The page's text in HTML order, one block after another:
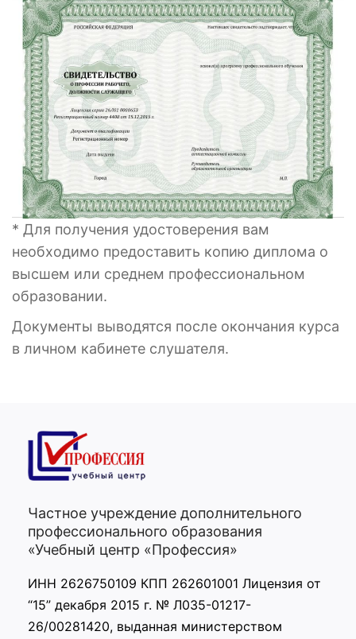
* Для получения удостоверения вам
необходимо предоставить копию диплома о
высшем или среднем профессиональном
образовании.
Документы выводятся после окончания курса
в личном кабинете слушателя.
Частное учреждение дополнительного
профессионального образования
«Учебный центр «Профессия»
ИНН 2626750109 КПП 262601001 Лицензия от
“15” декабря 2015 г. № Л035-01217-
26/00281420, выданная министерством